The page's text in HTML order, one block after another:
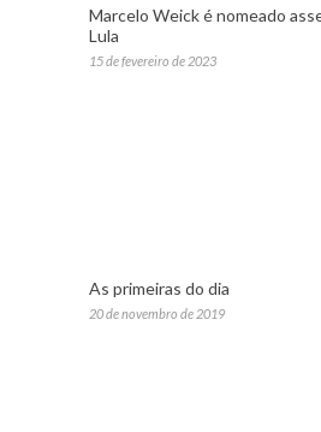
Marcelo Weick é nomeado
Lula
15 de fevereiro de 2023
As primeiras do dia
20 de novembro de 2019